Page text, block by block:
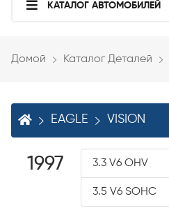
КАТАЛОГ АВТОМОБИЛЕЙ
Домой Каталог Деталей
EAGLE VISION
1997 3.3 V6 OHV
3.5 V6 SOHC